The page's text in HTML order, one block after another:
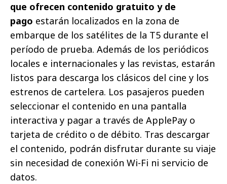
que ofrecen contenido gratuito y de
pago estarán localizados en la zona de
embarque de los satélites de la T5 durante el
período de prueba. Además de los periódicos
locales e internacionales y las revistas, estarán
listos para descarga los clásicos del cine y los
estrenos de cartelera. Los pasajeros pueden
seleccionar el contenido en una pantalla
interactiva y pagar a través de ApplePay o
tarjeta de crédito o de débito. Tras descargar
el contenido, podrán disfrutar durante su viaje
sin necesidad de conexión Wi-Fi ni servicio de
datos.